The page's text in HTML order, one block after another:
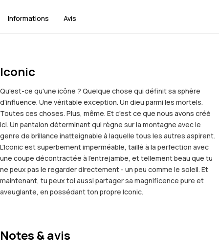
Informations Avis
Iconic
Qu'est-ce qu'une icône ? Quelque chose qui définit sa sphère
d'influence. Une véritable exception. Un dieu parmi les mortels.
Toutes ces choses. Plus, même. Et c'est ce que nous avons créé
ici. Un pantalon déterminant qui règne sur la montagne avec le
genre de brillance inatteignable à laquelle tous les autres aspirent.
L'Iconic est superbement imperméable, taillé à la perfection avec
une coupe décontractée à l'entrejambe, et tellement beau que tu
ne peux pas le regarder directement - un peu comme le soleil. Et
maintenant, tu peux toi aussi partager sa magnificence pure et
aveuglante, en possédant ton propre Iconic.
Notes & avis